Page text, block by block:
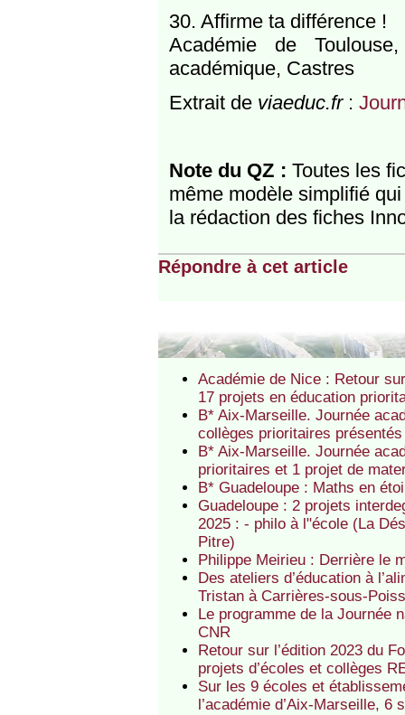
30. Affirme ta différence !
Académie de
académique, Castres
Extrait de viaeduc.fr:
Note du QZ : Toutes les
même modèle simplifié
la rédaction des fiches
Répondre à cet article
Académie de Nice : Retour
17 projets en éducation
B* Aix-Marseille. Journée
collèges prioritaires
B* Aix-Marseille. Journée
prioritaires et 1 projet de
B* Guadeloupe : Maths en
Guadeloupe : 2 projets
2025 : - philo à l"école (La
Pitre)
Philippe Meirieu : Derrière le
Des ateliers d’éducation à
Tristan à Carrières-sous-
Le programme de la Journée
CNR
Retour sur l’édition 2023 du
projets d’écoles et collèges
Sur les 9 écoles et
l’académie d’Aix-Marseille,